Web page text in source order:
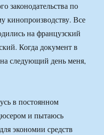
законодательства по
кинопроизводству. Все
на французский
Когда документ в
следующий день меня,
в постоянном
и пытаюсь
экономии средств